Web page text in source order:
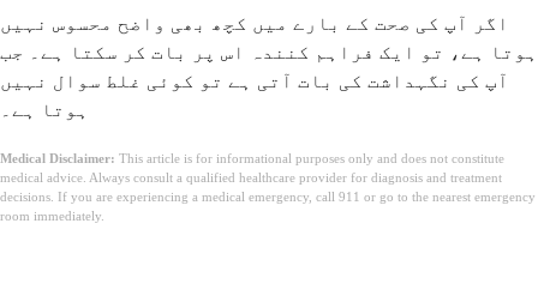
اگر آپ کی صحت کے بارے میں کچھ بھی واضح محسوس نہیں
ہوتا ہے، تو ایک فراہم کنندہ اس پر بات کر سکتا ہے۔ جب
آپ کی نگہداشت کی بات آتی ہے تو کوئی غلط سوال نہیں
ہوتا ہے۔
Medical Disclaimer: This article is for informational purposes only and does not constitute
medical advice. Always consult a qualified healthcare provider for diagnosis and treatment
decisions. If you are experiencing a medical emergency, call 911 or go to the nearest emergency
room immediately.